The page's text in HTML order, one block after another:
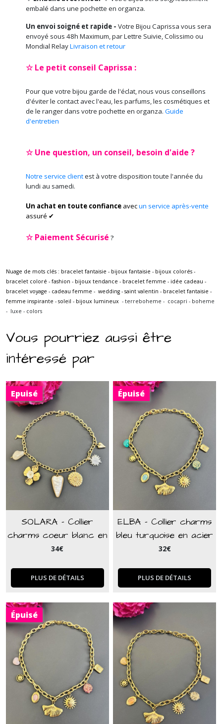
embalé dans une pochette en organza.
Un envoi soigné et rapide - Votre Bijou Caprissa vous sera
envoyé sous 48h Maximum, par Lettre Suivie, Colissimo ou
Mondial RelayLivraison et retour
☆ Le petit conseil Caprissa :
Pour que votre bijou garde de l'éclat, nous vous conseillons
d'éviter le contact avec l'eau, les parfums, les cosmétiques et
de le ranger dans votre pochette en organza. Guide
d'entretien
☆ Une question, un conseil, besoin d'aide ?
Notre service clientest à votre disposition toute l'année du
lundi au samedi.
Un achat en toute confiance avecun service après-vente
assuré ✔
☆Paiement Sécurisé ?
Nuage de mots clés : bracelet fantaisie - bijoux fantaisie - bijoux colorés -
bracelet coloré - fashion - bijoux tendance - bracelet femme - idée cadeau -
bracelet voyage - cadeau femme - wedding - saint valentin - bracelet fantaisie -
femme inspirante - soleil - bijoux lumineux - terreboheme - cocapri - boheme
- luxe - colors
Vous pourriez aussi être
intéressé par
Epuisé
SOLARA - Collier
charms coeur blanc en
acier inoxydable
34€
PLUS DE DÉTAILS
Épuisé
ELBA - Collier charms
bleu turquoise en acier
inoxydable doré
32€
PLUS DE DÉTAILS
Épuisé